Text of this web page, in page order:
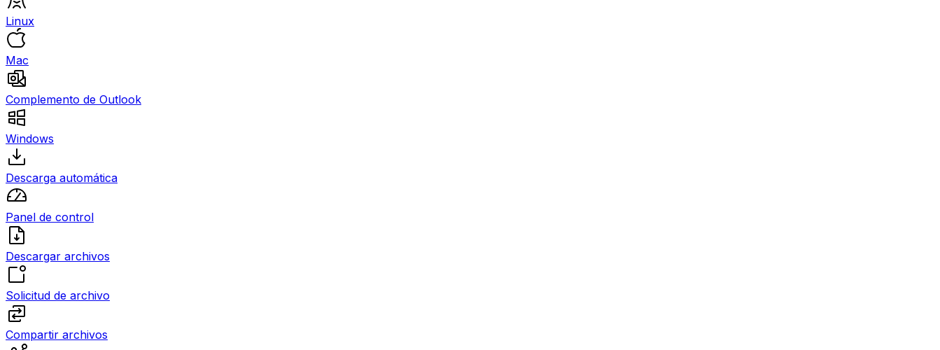
Linux
Mac
Complemento de Outlook
Windows
Descarga automática
Panel de control
Descargar archivos
Solicitud de archivo
Compartir archivos